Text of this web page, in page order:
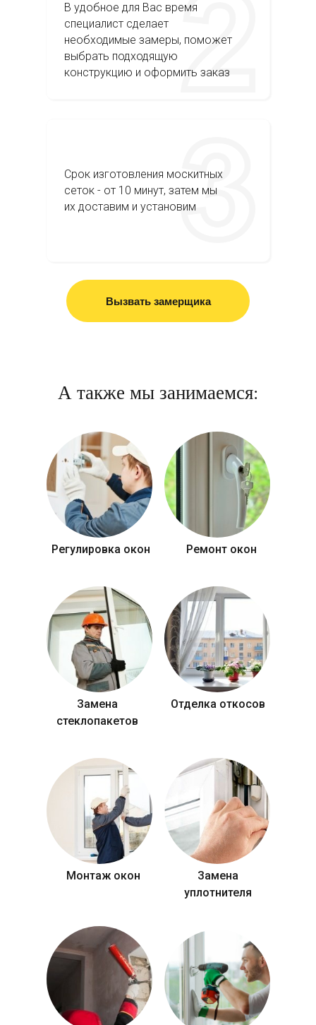
В удобное для Вас время
специалист сделает
необходимые замеры, поможет
выбрать подходящую
конструкцию и оформить заказ
Срок изготовления москитных
сеток - от 10 минут, затем мы
их доставим и установим
Вызвать замерщика
А также мы занимаемся:
Регулировка окон Ремонт окон
Замена
стеклопакетов
Отделка откосов
Монтаж окон
Замена
уплотнителя